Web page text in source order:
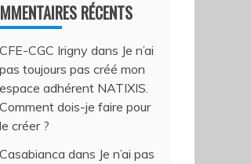
RÉCENTS
CFE-CGC Irigny dans Je n’ai
pas toujours pas créé mon
espace adhérent NATIXIS.
Comment dois-je faire pour
le créer ?
Casabianca dans Je n’ai pas